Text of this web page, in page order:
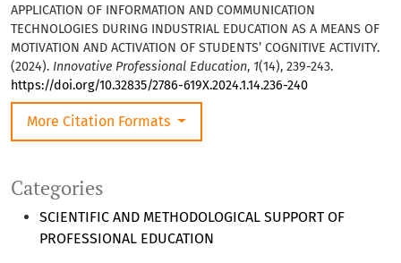
Categories
SCIENTIFIC AND METHODOLOGICAL SUPPORT OF
PROFESSIONAL EDUCATION
APPLICATION OF INFORMATION AND COMMUNICATION
TECHNOLOGIES DURING INDUSTRIAL EDUCATION AS A MEANS OF
MOTIVATION AND ACTIVATION OF STUDENTS’ COGNITIVE ACTIVITY.
(2024). Innovative Professional Education, 1(14), 239-243.
https://doi.org/10.32835/2786-619X.2024.1.14.236-240
More Citation Formats